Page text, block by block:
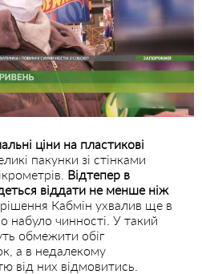
ціни на пластикові
пакунки зі стінками
Відтепер в
віддати не менше ніж
Кабмін ухвалив ще в
набуло чинності. У такий
обмежити обіг
а в недалекому
від них відмовитись.